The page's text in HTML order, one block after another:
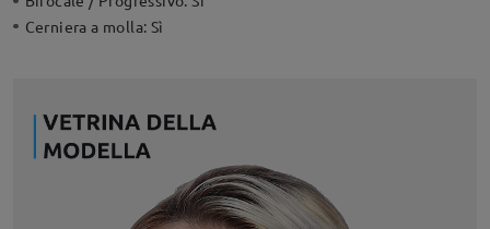
Cerniera a molla: Sì